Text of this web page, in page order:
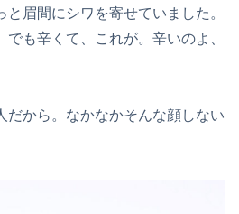
眉間にシワを寄せていました。
でも辛くて、これが。辛いのよ、
だから。なかなかそんな顔しない